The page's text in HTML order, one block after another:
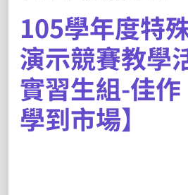
105學年度特
演示競賽教學
實習生組-佳
學到市場】